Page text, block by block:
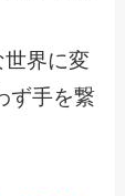
世界に変
ず手を繋